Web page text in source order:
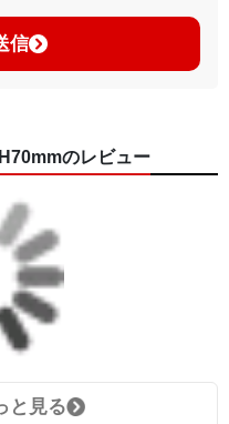
信
のレビュー
と見る